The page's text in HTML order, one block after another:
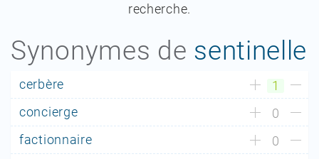
recherche.
Synonymes de sentinelle
cerbère
1
concierge
0
factionnaire
0